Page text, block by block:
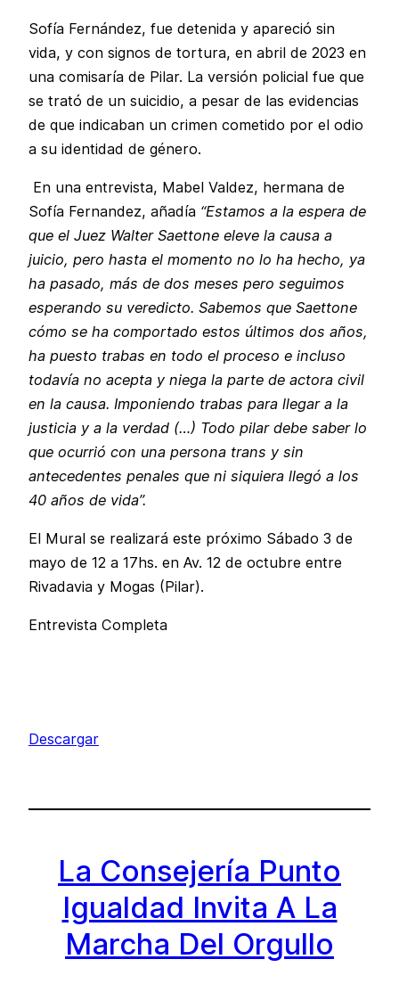
Sofía Fernández, fue detenida y apareció sin
vida, y con signos de tortura, en abril de 2023 en
una comisaría de Pilar. La versión policial fue que
se trató de un suicidio, a pesar de las evidencias
de que indicaban un crimen cometido por el odio
a su identidad de género.
En una entrevista, Mabel Valdez, hermana de
Sofía Fernandez, añadía “Estamos a la espera de
que el Juez Walter Saettone eleve la causa a
juicio, pero hasta el momento no lo ha hecho, ya
ha pasado, más de dos meses pero seguimos
esperando su veredicto. Sabemos que Saettone
cómo se ha comportado estos últimos dos años,
ha puesto trabas en todo el proceso e incluso
todavía no acepta y niega la parte de actora civil
en la causa. Imponiendo trabas para llegar a la
justicia y a la verdad (…) Todo pilar debe saber lo
que ocurrió con una persona trans y sin
antecedentes penales que ni siquiera llegó a los
40 años de vida”.
El Mural se realizará este próximo Sábado 3 de
mayo de 12 a 17hs. en Av. 12 de octubre entre
Rivadavia y Mogas (Pilar).
Entrevista Completa
Descargar
La Consejería Punto
Igualdad Invita A La
Marcha Del Orgullo